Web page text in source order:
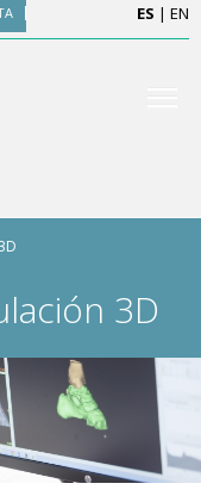
ES | EN
3D